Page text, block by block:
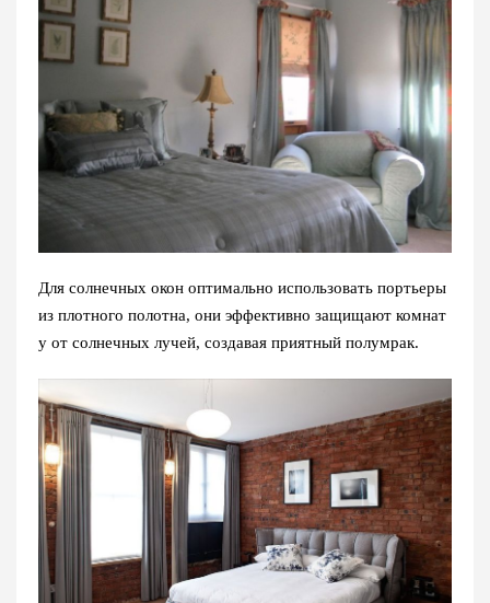
Для солнечных окон оптимально использовать портьеры
из плотного полотна, они эффективно защищают комнат
у от солнечных лучей, создавая приятный полумрак.